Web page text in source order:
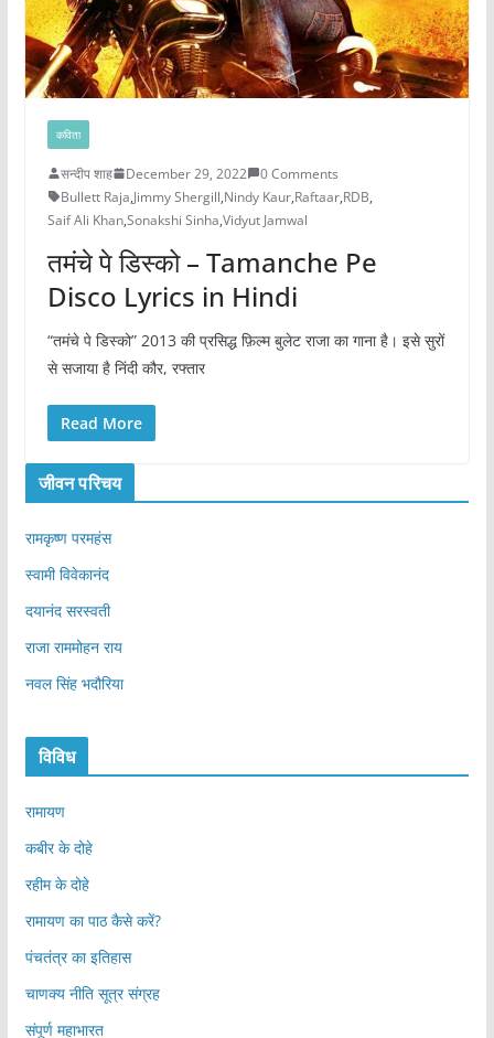
कविता
सन्दीप शाह December 29, 2022
0 Comments
Bullett Raja,Jimmy Shergill,Nindy Kaur,Raftaar,RDB,
Saif Ali Khan,Sonakshi Sinha,Vidyut Jamwal
तमंचे पे डिस्को – Tamanche Pe
Disco Lyrics in Hindi
“तमंचे पे डिस्को” 2013 की प्रसिद्ध फ़िल्म बुलेट राजा का गाना है। इसे सुरों
से सजाया है निंदी कौर, रफ्तार
Read More
जीवन परिचय
रामकृष्ण परमहंस
स्वामी विवेकानंद
दयानंद सरस्वती
राजा राममोहन राय
नवल सिंह भदौरिया
विविध
रामायण
कबीर के दोहे
रहीम के दोहे
रामायण का पाठ कैसे करें?
पंचतंत्र का इतिहास
चाणक्य नीति सूत्र संग्रह
संपूर्ण महाभारत